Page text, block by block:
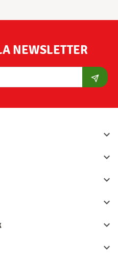
NEWSLETTER





